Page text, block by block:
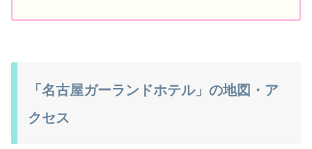
「名古屋ガーランドホテル」の地図・ア
クセス